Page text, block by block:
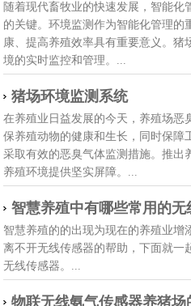
随着现代畜牧业的快速发展，智能化
的关键。环境监测作为智能化管理的
康、提高养殖效率具有重要意义。猪
境的实时监控和管理。...
猪场环境监测系统
在养殖业日益发展的今天，养殖场恶
保养殖动物的健康和生长，同时保障
采取有效的恶臭气体监测措施。推出
养殖环境提供坚实屏障。...
智慧养殖中有哪些常用的无
智慧养殖的的出现为现在的养殖业增
离不开无线传感器的帮助，下面就一
无线传感器。...
物联无线氨气传感器养猪场